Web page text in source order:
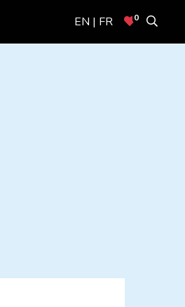
EN | FR 0